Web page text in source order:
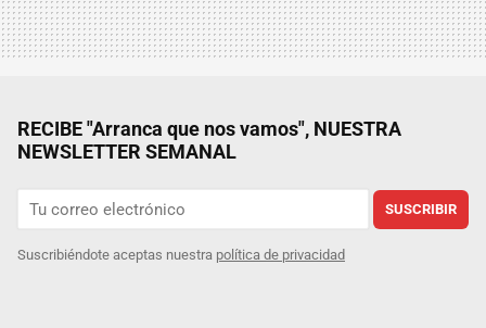
RECIBE "Arranca que nos vamos", NUESTRA
NEWSLETTER SEMANAL
SUSCRIBIR
Suscribiéndote aceptas nuestra política de privacidad